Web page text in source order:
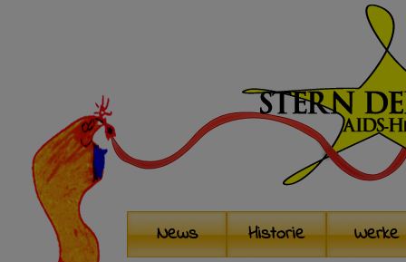
News Historie Werke